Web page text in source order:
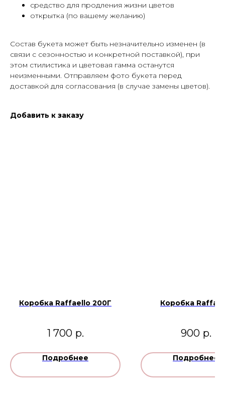
средство для продления жизни цветов
открытка (по вашему желанию)
Cостав букета может быть незначительно изменен (в
связи с сезонностью и конкретной поставкой), при
этом стилистика и цветовая гамма останутся
неизменными. Отправляем фото букета перед
доставкой для согласования (в случае замены цветов).
Добавить к заказу
Коробка Raffaello 200Г
1 700 р.
Подробнее
Коробка
900 р.
Подробнее